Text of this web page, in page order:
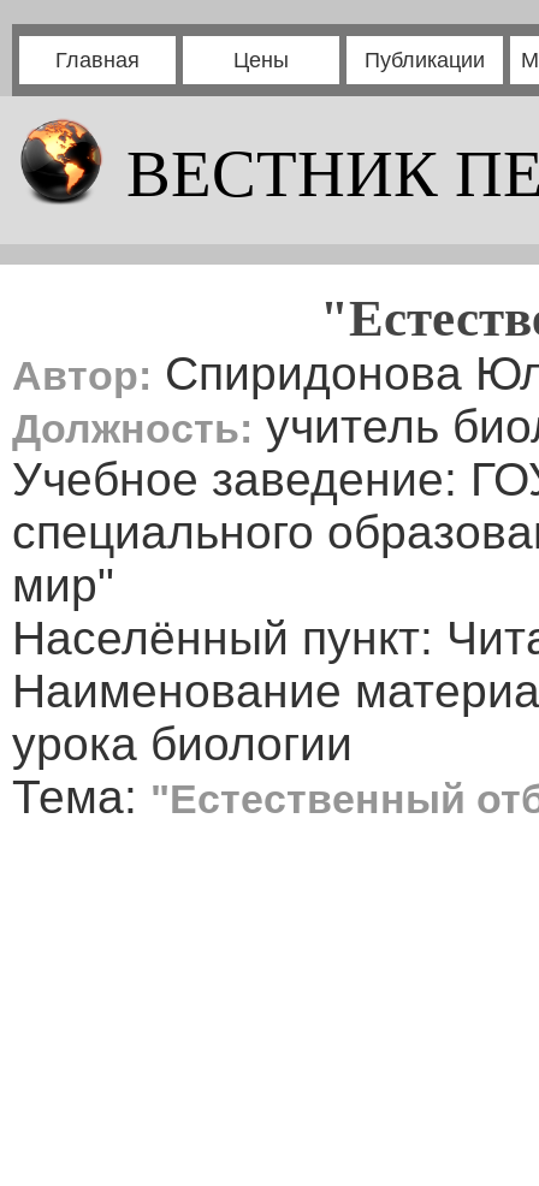
Главная Цены Публикации
ВЕСТНИК
Автор: Спиридонова
Должность: учитель
Учебное заведение:
специального
мир"
Населённый пункт:
Наименование
урока биологии
Тема: "Естественный